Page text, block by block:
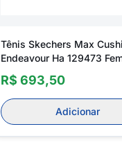
Tênis Skechers Max
Endeavour Ha 129473
R$ 693,50
Adicionar